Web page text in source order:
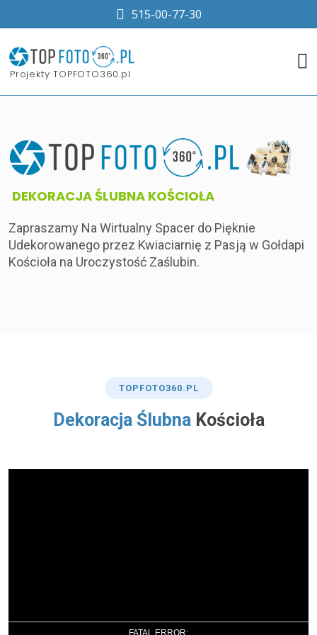
515-00-77-30
Projekty TOPFOTO360.pl
DEKORACJA ŚLUBNA KOŚCIOŁA
Zapraszamy Na Wirtualny Spacer do Pięknie
Udekorowanego przez Kwiaciarnię z Pasją w Gołdapi
Kościoła na Uroczystość Zaślubin.
TOP FOTO360.PL
Dekoracja ŚlubnaKościoła
FATAL ERROR: